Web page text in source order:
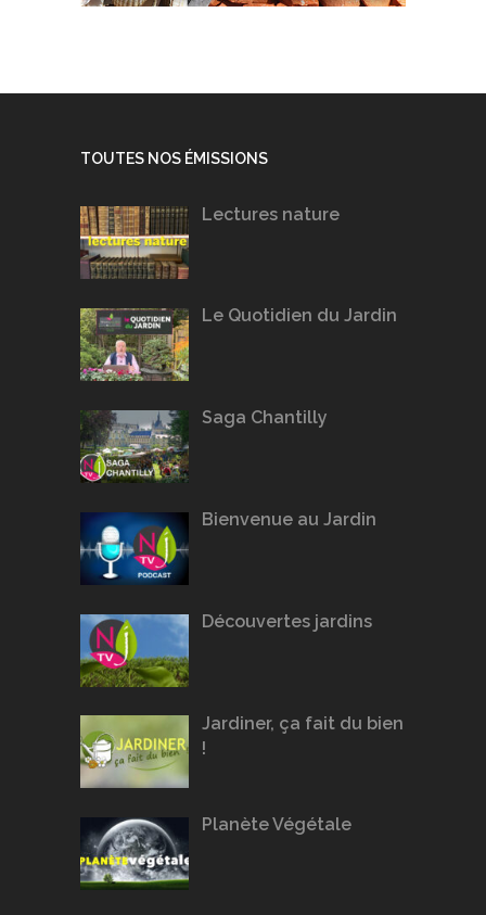
TOUTES NOS ÉMISSIONS
Lectures nature
Le Quotidien du Jardin
Saga Chantilly
Bienvenue au Jardin
Découvertes jardins
Jardiner, ça fait du bien
!
Planète Végétale